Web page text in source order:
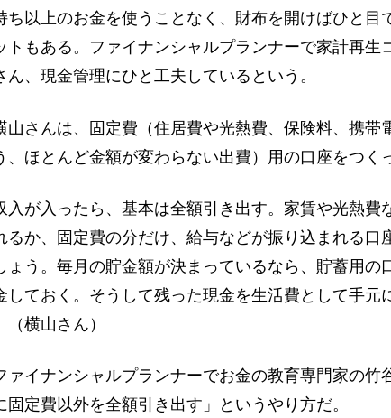
ち以上のお金を使うことなく、財布を開けばひと目
トもある。ファイナンシャルプランナーで家計再生
ん、現金管理にひと工夫しているという。
さんは、固定費（住居費や光熱費、保険料、携帯
、ほとんど金額が変わらない出費）用の口座をつく
入が入ったら、基本は全額引き出す。家賃や光熱費
るか、固定費の分だけ、給与などが振り込まれる口
ょう。毎月の貯金額が決まっているなら、貯蓄用の
しておく。そうして残った現金を生活費として手元
（横山さん）
イナンシャルプランナーでお金の教育専門家の竹
固定費以外を全額引き出す」というやり方だ。